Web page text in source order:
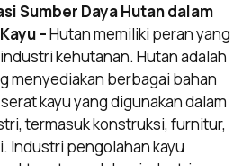
Sumber Daya Hutan dalam
–Hutan memiliki peran yang
kehutanan. Hutan adalah
menyediakan berbagai bahan
kayu yang digunakan dalam
termasuk konstruksi, furnitur,
Industri pengolahan kayu